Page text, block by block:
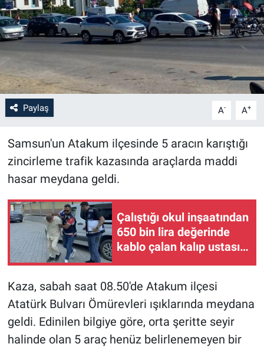
Paylaş A- A+
Samsun'un Atakum ilçesinde 5 aracın karıştığı
zincirleme trafik kazasında araçlarda maddi
hasar meydana geldi.
Çalıştığı okul inşaatından
650 bin lira değerinde
kablo çalan kalıp ustası
Kaza, sabah saat 08.50'de Atakum ilçesi
Atatürk Bulvarı Ömürevleri ışıklarında meydana
geldi. Edinilen bilgiye göre, orta şeritte seyir
halinde olan 5 araç henüz belirlenemeyen bir